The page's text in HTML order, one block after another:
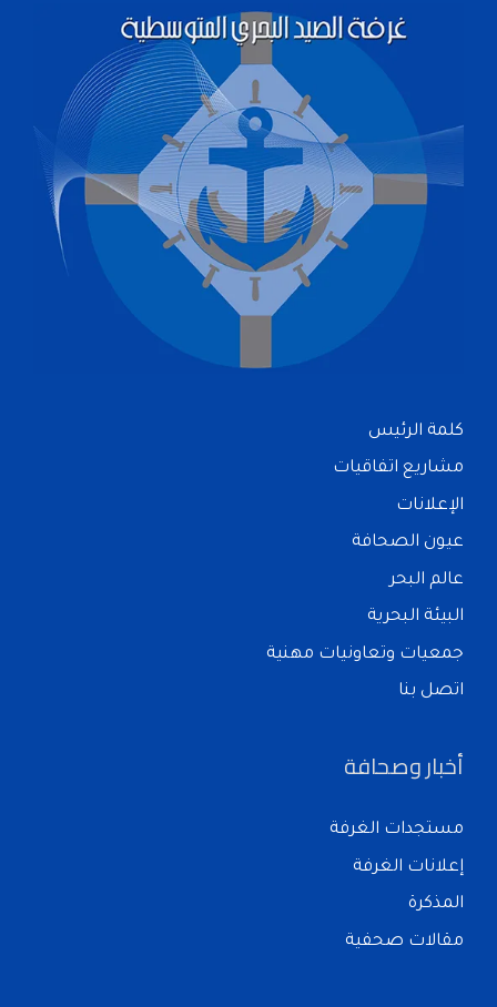
كلمة الرئيس
مشاريع اتفاقيات
الإعلانات
عيون الصحافة
عالم البحر
البيئة البحرية
جمعيات وتعاونيات مهنية
اتصل بنا
أخبار وصحافة
مستجدات الغرفة
إعلانات الغرفة
المذكرة
مقالات صحفية